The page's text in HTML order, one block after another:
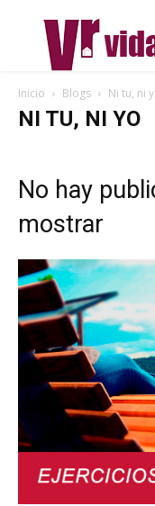
Inicio Blogs Ni tu, ni
NI TU, NI YO
No hay
mostrar